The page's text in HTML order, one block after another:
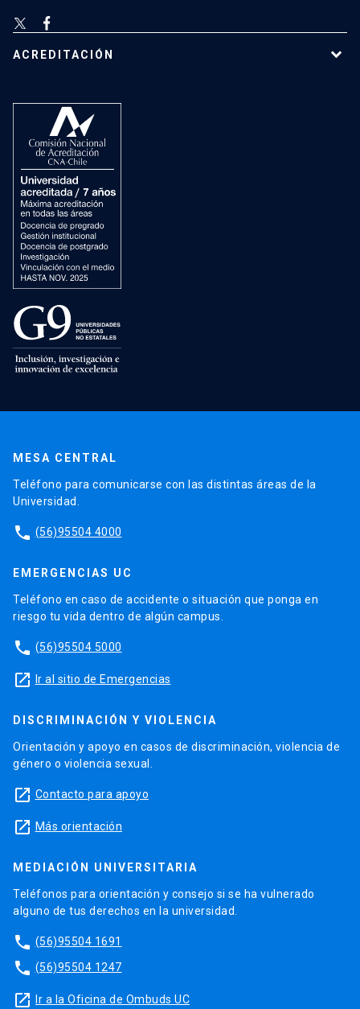
ACREDITACIÓN
MESA CENTRAL
Teléfono para comunicarse con las distintas áreas de la
Universidad.
phone (56)95504 4000
EMERGENCIAS UC
Teléfono en caso de accidente o situación que ponga en
riesgo tu vida dentro de algún campus.
phone (56)95504 5000
launch Ir al sitio de Emergencias
DISCRIMINACIÓN Y VIOLENCIA
Orientación y apoyo en casos de discriminación, violencia de
género o violencia sexual.
launch Contacto para apoyo
launch Más orientación
MEDIACIÓN UNIVERSITARIA
Teléfonos para orientación y consejo si se ha vulnerado
alguno de tus derechos en la universidad.
phone (56)95504 1691
phone (56)95504 1247
launch Ir a la Oficina de Ombuds UC